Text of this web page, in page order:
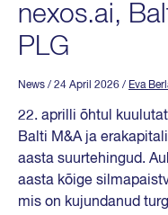
nexos.ai,
PLG
News / 24 April 2026 / Eva
22. aprilli õhtul
Balti M&A ja
aasta suurtehingud.
aasta kõige
mis on kujundanud